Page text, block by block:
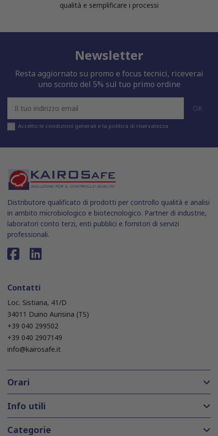
qualità e semplificare i processi
Newsletter
Resta aggiornato su promo e focus tecnici, riceverai
uno sconto del 5% sul tuo primo ordine
Accetto le condizioni generali e la politica di riservatezza
Distributore qualificato di prodotti per controllo qualità e analisi
in ambito microbiologico e biotecnologico. Partner di industrie,
laboratori conto terzi, enti pubblici e fornitori di servizi
professionali.
Contatti
Loc. Sistiana, 41/D
34011 Duino Aurisina (TS)
+39 040 299502
+39 040 2907149
info@kairosafe.it
Orari
Info utili
Categorie